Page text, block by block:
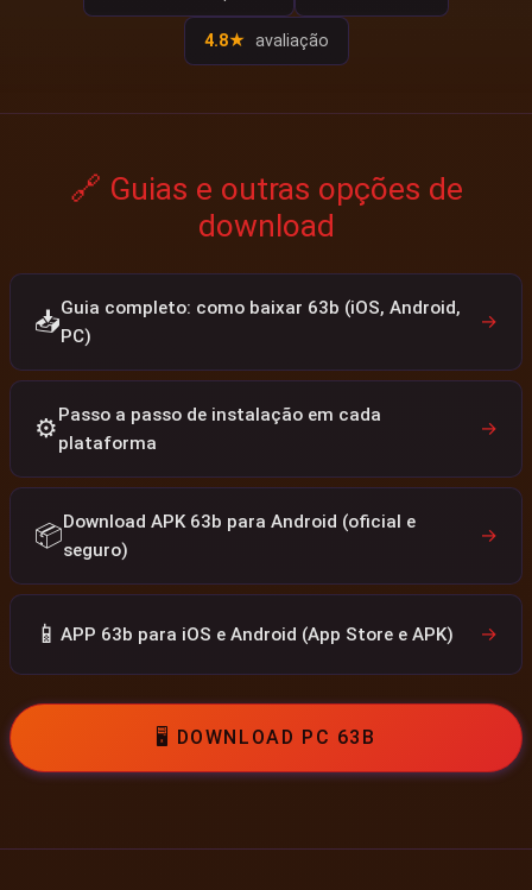
4.8★ avaliação
🔗 Guias e outras opções de
download
📥Guia completo: como baixar 63b (iOS, Android,
PC)
→
⚙️Passo a passo de instalação em cada
plataforma
→
📦Download APK 63b para Android (oficial e
seguro)
→
📱 APP 63b para iOS e Android (App Store e APK) →
🖥️ DOWNLOAD PC 63B